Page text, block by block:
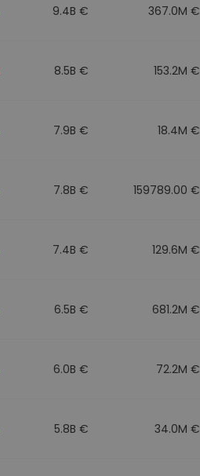
9.4B € 367.0M €
8.5B € 153.2M €
7.9B € 18.4M €
7.8B € 159789.00 €
7.4B € 129.6M €
6.5B € 681.2M €
6.0B € 72.2M €
5.8B € 34.0M €